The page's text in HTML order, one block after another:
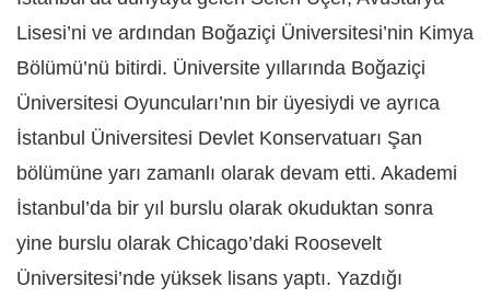
Lisesi’ni ve ardından Boğaziçi Üniversitesi’nin Kimya
Bölümü’nü bitirdi. Üniversite yıllarında Boğaziçi
Üniversitesi Oyuncuları’nın bir üyesiydi ve ayrıca
İstanbul Üniversitesi Devlet Konservatuarı Şan
bölümüne yarı zamanlı olarak devam etti. Akademi
İstanbul’da bir yıl burslu olarak okuduktan sonra
yine burslu olarak Chicago’daki Roosevelt
Üniversitesi’nde yüksek lisans yaptı. Yazdığı